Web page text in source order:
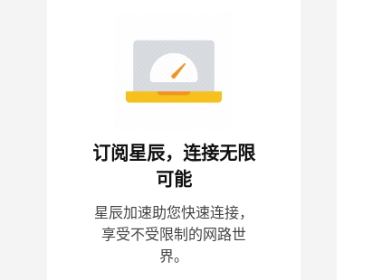
订阅星辰，连接无限
可能
星辰加速助您快速连接，
享受不受限制的网路世
界。